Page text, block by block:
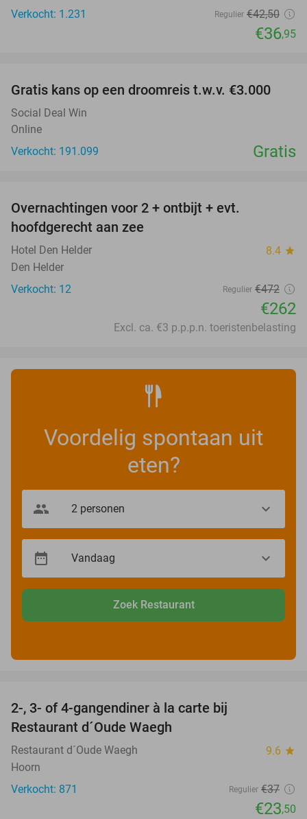
Verkocht: 1.231
Regulier €42,50
€36,95
Gratis kans op een droomreis t.w.v. €3.000
Social Deal Win
Online
Verkocht: 191.099
Gratis
Overnachtingen voor 2 + ontbijt + evt.
hoofdgerecht aan zee
Hotel Den Helder 8.4 star
Den Helder
Verkocht: 12
Regulier €472
€262
Excl. ca. €3 p.p.p.n. toeristenbelasting
Voordelig spontaan uit
eten?
Zoek Restaurant
2-, 3- of 4-gangendiner à la carte bij
Restaurant d´Oude Waegh
Restaurant d´Oude Waegh 9.6 star
Hoorn
Verkocht: 871
Regulier €37
€23,50